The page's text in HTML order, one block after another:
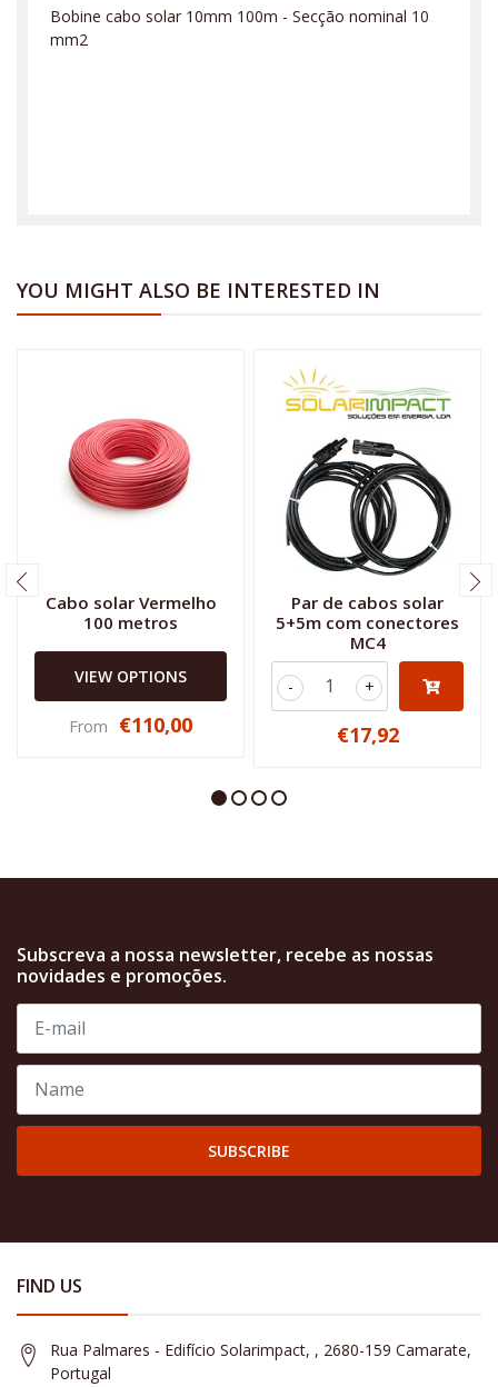
Bobine cabo solar 10mm 100m - Secção nominal 10
mm2
YOU MIGHT ALSO BE INTERESTED IN
Cabo solar Vermelho
100 metros
VIEW OPTIONS
From €110,00
Par de cabos solar
5+5m com conectores
MC4
+
-
€17,92
Subscreva a nossa newsletter, recebe as nossas
novidades e promoções.
SUBSCRIBE
FIND US
Rua Palmares - Edifício Solarimpact, , 2680-159 Camarate,
Portugal